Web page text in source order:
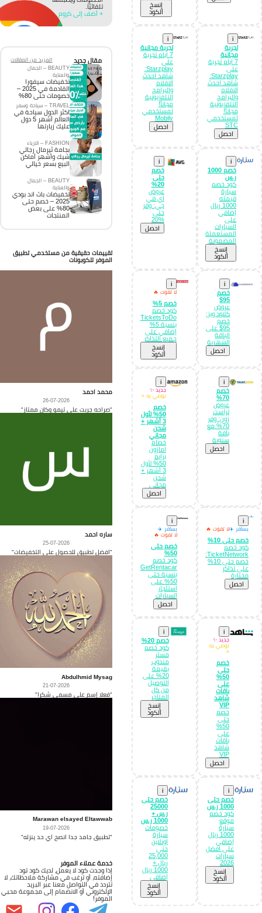
إِنسخ
الكود
i
تجربة
مجانية
7 ايام تجربة
على
Starzplay:
شاهد احدث
الافلام
والبرامج
التلفزيونية
مجاناً!
لمستخدمي
STC
احصل
i
تجربة مجانية
7 ايام تجربة
على
Starzplay:
شاهد احدث
الافلام
والبرامج
التلفزيونية
مجاناً!
لمستخدمي
Mobily
احصل
i
خصم 1000
ر.س
كود خصم
سيارة
قيمته
1000 ريال
إضافي
على
السيارات
المستعملة
المضمونة
إِنسخ
الكود
i
خصم
حتى
20%
عروض
اي في
جي: وفر
حتى
%20
احصل
i
خصم
95$
عروض
كلاود ويز:
خصم
95$ على
الباقة
الشهرية
احصل
i
لا تفوت 🔥
خصم 5%
كود خصم
TicketsToDo
بنسبة 5%
إضافي على
جميع التذاكر
إِنسخ
الكود
i
خصم
70%
عروض
تراست
زون: وفر
70% مع
باقة
سنوية
احصل
i
جديد ✨
نوصي به ⭐
خصم
50% لأول
3 أشهر +
شحن
مجاني
خصام
امازون
برايم
50% لأول
3 أشهر +
شحن
مجاني
احصل
i
يسافر ✈️ لا تفوت 🔥
خصم حتى 10%
كود خصم
TicketNetwork:
خصم حتى 10%
على تذاكر
مختارة
احصل
i
يسافر ✈️
لا تفوت 🔥
خصم حتى
50%
كود خصم
GetRentacar
بنسبة حتى
50% على
استئجار
السيارات
احصل
i
جديد ✨
نوصي به
خصم
حتى
50%
على
باقات
شاهد
VIP
خصم
حتى
50%
على
باقات
شاهد
VIP
احصل
i
خصم 20%
كود خصم
مستر
مندوب
بقيمة
20% على
التوصيل
من كل
المتاجر
إِنسخ
الكود
i
خصم حتى
1000 ر.س
كود خصم
موقع
سيارة
1000 ريال
إضافي
على افضل
سيارات
2026
إِنسخ
الكود
i
خصم حتى
25000
ر.س +
1000 ر.س
خصومات
سيارة
اونلاين
حتى
25,000
ريال +
1000 ريال
إضافي
إِنسخ
الكود
تلقائيًا.
+ أضف إلى كروم
مقال جديد
المزيد من المقالات
BEAUTY – الجمال
والعناية
تخفيضات سيفورا
القادمة في 2025 –
خصومات حتى 80%
TRAVEL – سياحة وسفر
اكثر الدول سياحة في
العالم أشهر 5 دول
عليك زيارتها
FASHION – الازياء
بجامة ثيرمال رجالي
شيك وأشهر أماكن
البيع بسعر خيالي
BEAUTY – الجمال
والعناية
تخفيضات باث اند بودي
2025 – خصم حتى
80% على بعض
المنتجات
تقييمات حقيقية من مستخدمي تطبيق
الموفر للكوبونات
محمد احمد
26-07-2026
"صراحه جربت على تيمو وكان ممتاز"
ساره احمد
25-07-2026
"افضل تطبيق للحصول على التخفيضات"
Abdulhmid Mysag
21-07-2026
"فعلا إسم على مسمى شكرا"
Marawan elsayed Eltawwab
19-07-2026
"تطبيق جامد جدا انصح اي حد ينزله"
خدمة عملاء الموفر
إذا وجدت كود لا يعمل، لديك كود تود
إضافته، أو ترغب في مشاركة ملاحظاتك، لا
تتردد في التواصل معنا عبر البريد
الإلكتروني أو الانضمام إلى مجموعة محبي
الموفر!